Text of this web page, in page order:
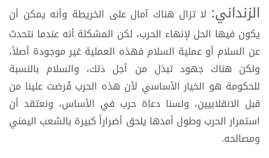
الزنداني: لا تزال هناك آمال على الخريطة وأنه يمكن أن
يكون فيها الحل لإنهاء الحرب، لكن المشكلة أنه عندما نتحدث
عن السلام أو عملية السلام فهذه العملية غير موجودة أصلاً،
ولكن هناك جهود تبذل من أجل ذلك، والسلام بالنسبة
للحكومة هو الخيار الأساسي لأن هذه الحرب فُرضت علينا من
قبل الانقلابيين، ولسنا دعاة حرب في الأساس، ونعتقد أن
استمرار الحرب وطول أمدها يلحق أضراراً كبيرة بالشعب اليمني
ومصالحه.